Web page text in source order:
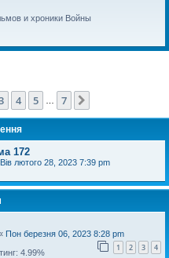
и хроники Войны
1 7
4 5 7
172
Вів лютого 28, 2023 7:39 pm
Пон березня 06, 2023 8:28 pm
1 2 3 4
4.99%